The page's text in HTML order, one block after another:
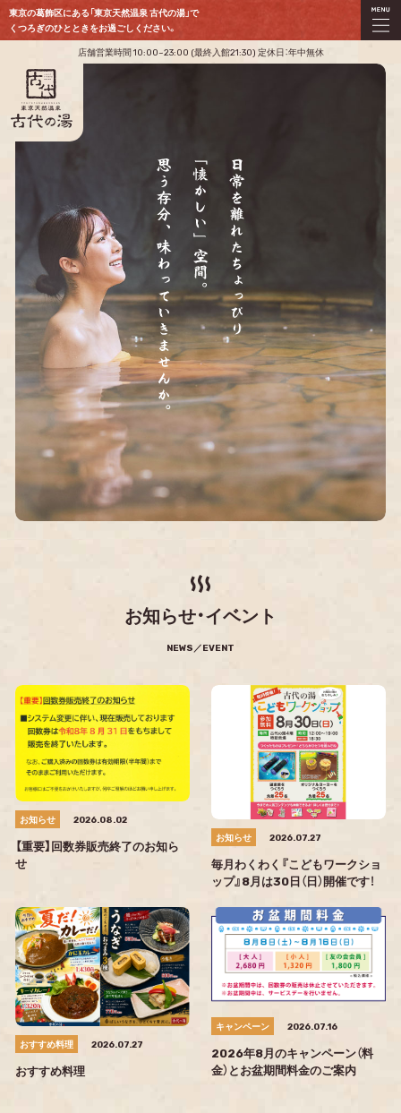
東京の葛飾区にある「東京天然温泉 古代の湯」で
くつろぎのひとときをお過ごしください。
店舗営業時間 10:00~23:00 (最終入館21:30) 定休日：年中無休
お知らせ・イベント
NEWS／EVENT
お知らせ 2026.08.02
【重要】回数券販売終了のお知ら
せ
お知らせ 2026.07.27
毎月わくわく『こどもワークショ
ップ』8月は30日（日）開催です！
おすすめ料理 2026.07.27
おすすめ料理
キャンペーン 2026.07.16
2026年8月のキャンペーン（料
金）とお盆期間料金のご案内